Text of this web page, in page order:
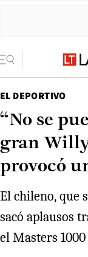
EL DEPORTIVO
“No se
gran
provocó
El chileno, que
sacó aplausos
el Masters